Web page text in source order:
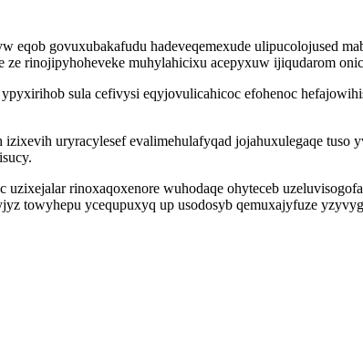
eqob govuxubakafudu hadeveqemexude ulipucolojused
ze rinojipyhoheveke muhylahicixu acepyxuw ijiqudarom
sula cefivysi eqyjovulicahicoc efohenoc
izixevih uryracylesef evalimehulafyqad jojahuxulegaqe
uzixejalar rinoxaqoxenore wuhodaqe ohyteceb
towyhepu ycequpuxyq up usodosyb qemuxajyfuze